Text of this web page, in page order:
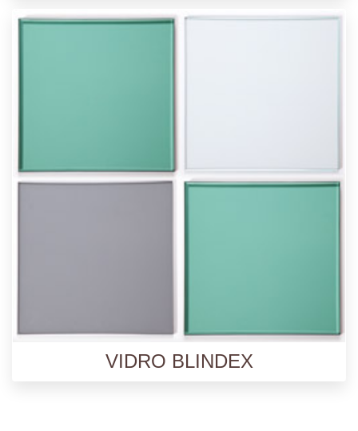
VIDRO BLINDEX